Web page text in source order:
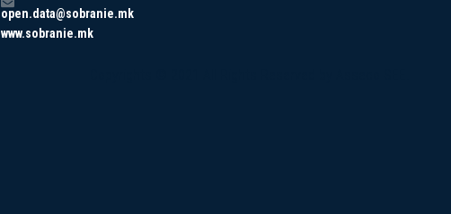
open.data@sobranie.mk
www.sobranie.mk